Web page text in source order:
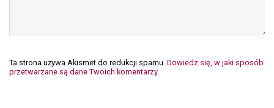
Ta strona używa Akismet do redukcji spamu. Dowiedz się, w jaki sposób
przetwarzane są dane Twoich komentarzy.